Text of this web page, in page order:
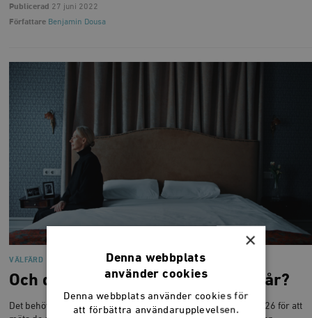
Publicerad 27 juni 2022
Författare Benjamin Dousa
VÄLFÄRD
Och den ljusnande ålderdom är vår?
Det behöver öppnas två äldreboenden i veckan fram till år 2026 för att
×
Denna webbplats
använder cookies
Denna webbplats använder cookies för
att förbättra användarupplevelsen.